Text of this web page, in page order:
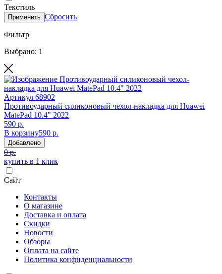
Текстиль
Применить Сбросить
Фильтр
Выбрано: 1
Артикул 68902
Противоударный силиконовый чехол-накладка для Huawei
MatePad 10.4" 2022
590 р.
В корзину590 р.
Добавлено
0 р.
купить в 1 клик
Сайт
Контакты
О магазине
Доставка и оплата
Скидки
Новости
Обзоры
Оплата на сайте
Политика конфиденциальности